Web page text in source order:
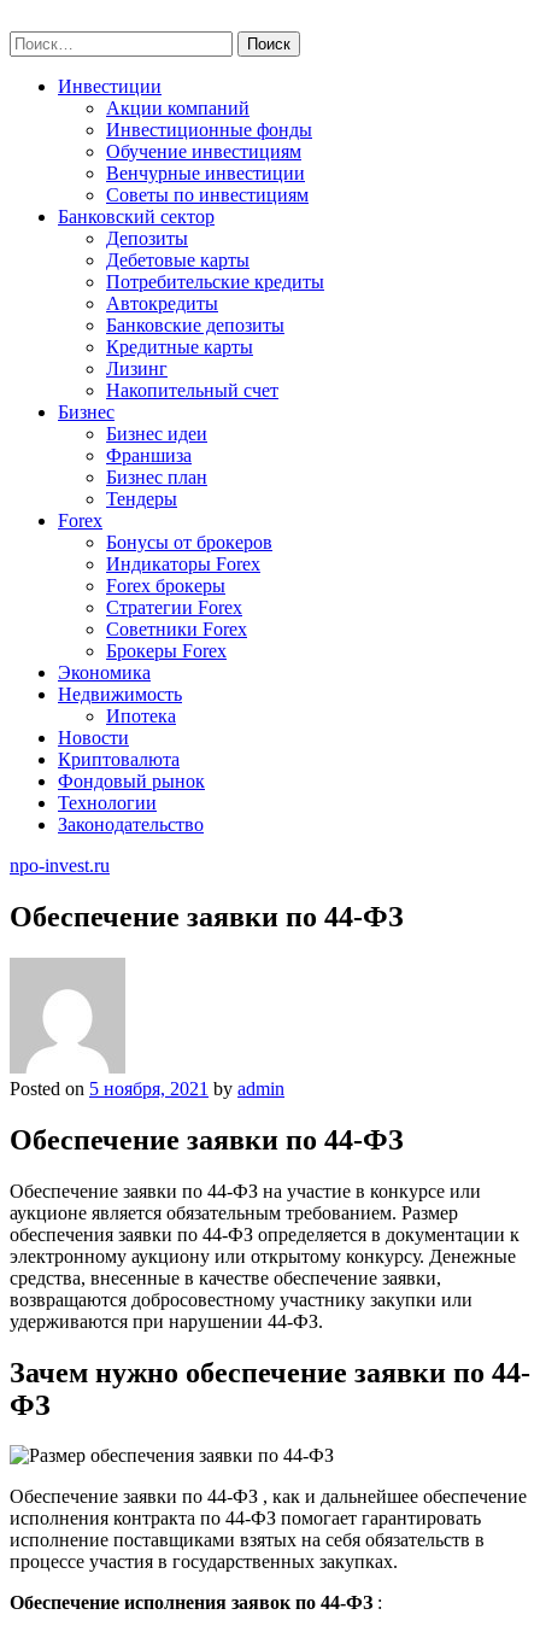
to
content
Найти:
Инвестиции
Акции компаний
Инвестиционные фонды
Обучение инвестициям
Венчурные инвестиции
Советы по инвестициям
Банковский сектор
Депозиты
Дебетовые карты
Потребительские кредиты
Автокредиты
Банковские депозиты
Кредитные карты
Лизинг
Накопительный счет
Бизнес
Бизнес идеи
Франшиза
Бизнес план
Тендеры
Forex
Бонусы от брокеров
Индикаторы Forex
Forex брокеры
Стратегии Forex
Советники Forex
Брокеры Forex
Экономика
Недвижимость
Ипотека
Новости
Криптовалюта
Фондовый рынок
Технологии
Законодательство
npo-invest.ru
Обеспечение заявки по 44-ФЗ
Posted on 5 ноября, 2021 by admin
Обеспечение заявки по 44-ФЗ
Обеспечение заявки по 44-ФЗ на участие в конкурсе или
аукционе является обязательным требованием. Размер
обеспечения заявки по 44-ФЗ определяется в документации к
электронному аукциону или открытому конкурсу. Денежные
средства, внесенные в качестве обеспечение заявки,
возвращаются добросовестному участнику закупки или
удерживаются при нарушении 44-ФЗ.
Зачем нужно обеспечение заявки по 44-
ФЗ
Обеспечение заявки по 44-ФЗ , как и дальнейшее обеспечение
исполнения контракта по 44-ФЗ помогает гарантировать
исполнение поставщиками взятых на себя обязательств в
процессе участия в государственных закупках.
Обеспечение исполнения заявок по 44-ФЗ :